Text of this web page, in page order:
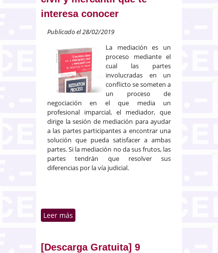
interesa conocer
Publicado el 28/02/2019
La mediación es un
proceso mediante el
cual las partes
involucradas en un
conflicto se someten a
un proceso de
negociación en el que media un
profesional imparcial, el mediador, que
dirige la sesión de mediación para ayudar
a las partes participantes a encontrar una
solución que pueda satisfacer a ambas
partes. Si la mediación no da sus frutos, las
partes tendrán que resolver sus
diferencias por la vía judicial.
Leer más
conocer
[Descarga Gratuita] 9